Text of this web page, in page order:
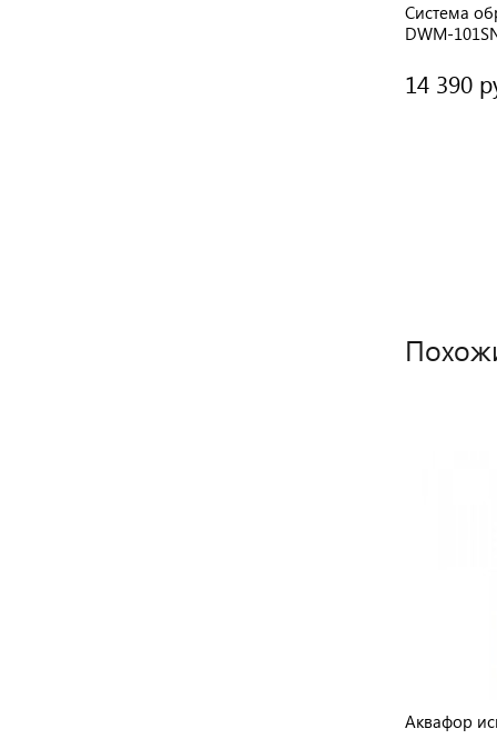
Система
DWM-
14 390
Аквафор